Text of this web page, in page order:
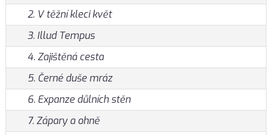
2. V těžní kleci květ
3. Illud Tempus
4. Zajištěná cesta
5. Černé duše mráz
6. Expanze důlních stěn
7. Zápary a ohně